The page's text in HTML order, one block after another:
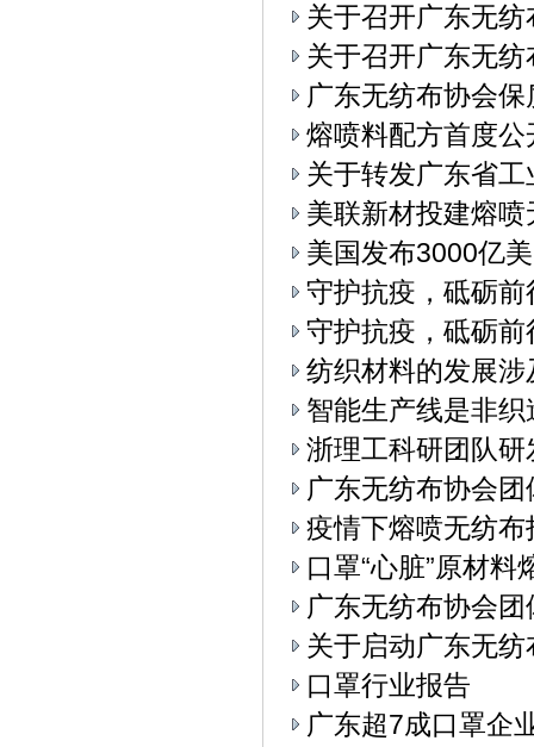
关于召开广东无
关于召开广东无
广东无纺布协会
熔喷料配方首度
关于转发广东省
美联新材投建熔喷
美国发布3000亿
守护抗疫，砥砺
守护抗疫，砥砺
纺织材料的发展
智能生产线是非
浙理工科研团队
广东无纺布协会
疫情下熔喷无纺
口罩“心脏”原材料
广东无纺布协会
关于启动广东无
口罩行业报告
广东超7成口罩企